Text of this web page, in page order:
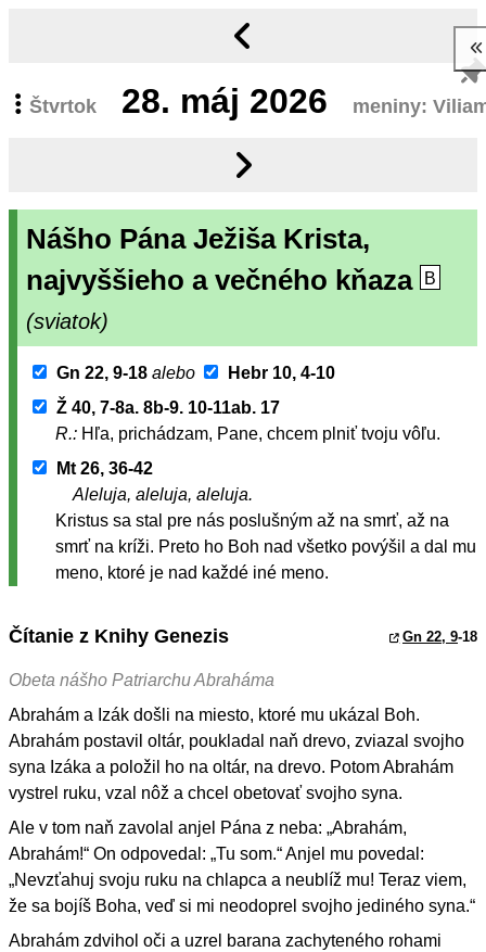
Štvrtok 28. máj 2026 meniny:
Nášho Pána Ježiša Krista,
najvyššieho a večného kňaza
B
(sviatok)
Gn 22, 9-18 alebo
Hebr 10, 4-10
Ž 40, 7-8a. 8b-9. 10-11ab. 17
R.: Hľa, prichádzam, Pane, chcem plniť tvoju vôľu.
Mt 26, 36-42
Aleluja, aleluja, aleluja.
Kristus sa stal pre nás poslušným až na smrť, až na
smrť na kríži. Preto ho Boh nad všetko povýšil a dal mu
meno, ktoré je nad každé iné meno.
Čítanie z Knihy Genezis Gn 22, 9-18
Obeta nášho Patriarchu Abraháma
Abrahám a Izák došli na miesto, ktoré mu ukázal Boh.
Abrahám postavil oltár, poukladal naň drevo, zviazal svojho
syna Izáka a položil ho na oltár, na drevo. Potom Abrahám
vystrel ruku, vzal nôž a chcel obetovať svojho syna.
Ale v tom naň zavolal anjel Pána z neba: „Abrahám,
Abrahám!“ On odpovedal: „Tu som.“ Anjel mu povedal:
„Nevzťahuj svoju ruku na chlapca a neublíž mu! Teraz viem,
že sa bojíš Boha, veď si mi neodoprel svojho jediného syna.“
Abrahám zdvihol oči a uzrel barana zachyteného rohami